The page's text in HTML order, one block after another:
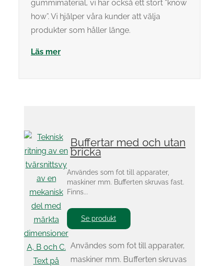
gummimaterial, vi har också ett stort ”know
how”. Vi hjälper våra kunder att välja
produkter som håller länge.
Läs mer
Buffertar med och utan
bricka
Användes som fot till apparater,
maskiner mm. Bufferten skruvas fast.
Finns...
Se produkt
Användes som fot till apparater,
maskiner mm. Bufferten skruvas